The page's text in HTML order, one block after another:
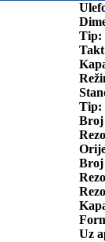
Tip:
Tip:
Broj
Broj
Uz